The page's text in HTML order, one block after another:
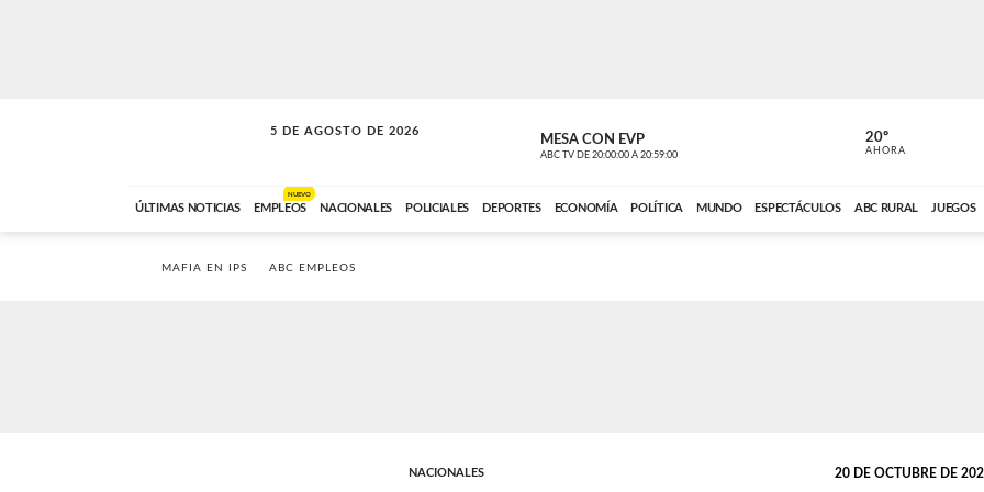
5 DE AGOSTO DE 2026
SOLO MÚSICA MESA CON EVP
ABC TV DE 20:00:00 A 20:59:00 ABC CARDINAL
20º
AHORA
ÚLTIMAS NOTICIAS EMPLEOS
NUEVO
NACIONALES POLICIALES DEPORTES ECONOMÍA POLÍTICA MUNDO ESPECTÁCULOS ABC RURAL JUEGOS
MAFIA EN IPS ABC EMPLEOS
NACIONALES 20 DE OCTUBRE DE